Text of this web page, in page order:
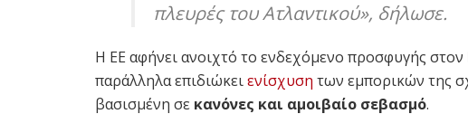
πλευρές του Ατλαντικού», δήλωσε.
Η ΕΕ αφήνει ανοιχτό το ενδεχόμενο προσφυγής στον
παράλληλα επιδιώκειενίσχυση των εμπορικών της
βασισμένη σε κανόνες και αμοιβαίο σεβασμό.